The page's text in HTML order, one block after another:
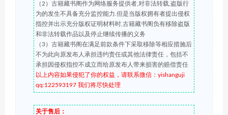
（2）古籍藏书阁作为网络服务提供者,对非法转载,盗版行
为的发生不具备充分监控能力.但是当版权拥有者提出侵权
指控并出示充分版权证明材料时,古籍藏书阁负有移除盗版
和非法转载作品以及停止继续传播的义务
（3）古籍藏书阁在满足前款条件下采取移除等相应措施后
不为此向原发布人承担违约责任或其他法律责任，包括不
承担因侵权指控不成立而给原发布人带来损害的赔偿责任
以上内容如果侵犯了你的权益，请联系微信：yishanguji
qq:122593197 我们将尽快处理
关于售后：